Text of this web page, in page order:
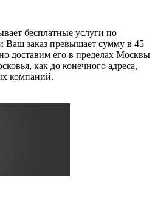
бесплатные услуги по
Ваш заказ превышает сумму в 45
доставим его в пределах Москвы
как до конечного адреса,
компаний.